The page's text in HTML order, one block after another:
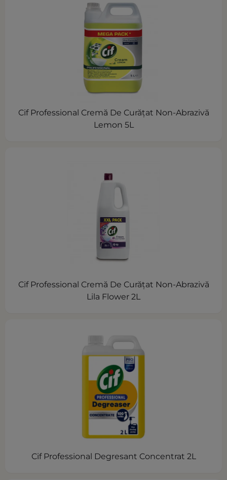
Cif Professional Cremă De Curăţat Non-Abrazivă
Lemon 5L
Cif Professional Cremă De Curăţat Non-Abrazivă
Lila Flower 2L
Cif Professional Degresant Concentrat 2L